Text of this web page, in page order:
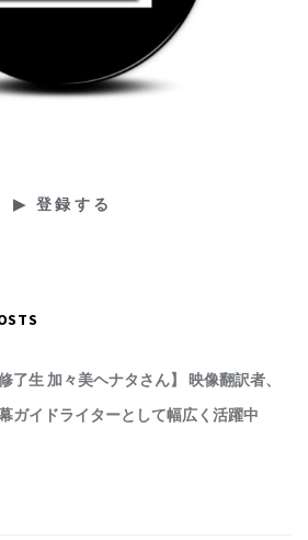
修了生 加々美ヘナタさん】 映像翻訳者、
ガイドライターとして幅広く活躍中